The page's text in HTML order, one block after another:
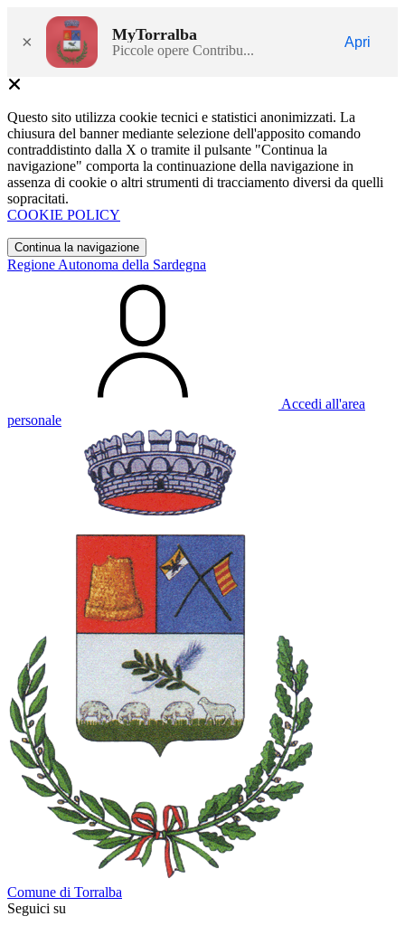
× MyTorralba
Piccole opere Contribu...
Apri
Questo sito utilizza cookie tecnici e statistici anonimizzati. La
chiusura del banner mediante selezione dell'apposito comando
contraddistinto dalla X o tramite il pulsante "Continua la
navigazione" comporta la continuazione della navigazione in
assenza di cookie o altri strumenti di tracciamento diversi da quelli
sopracitati.
COOKIE POLICY
Continua la navigazione
Regione Autonoma della Sardegna
Accedi all'area
personale
Comune di Torralba
Seguici su